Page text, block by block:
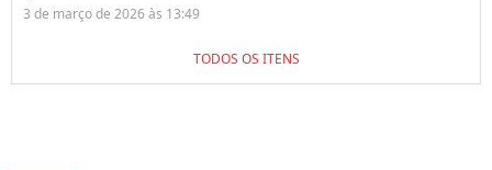
3 de março de 2026 às 13:49
TODOS OS ITENS